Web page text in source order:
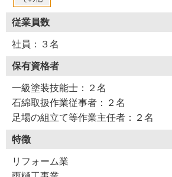
（２０２３年９月取材）
従業員数
社員：３名
保有資格者
一級塗装技能士：２名
石綿取扱作業従事者：２名
足場の組立て等作業主任者：２名
特徴
リフォーム業